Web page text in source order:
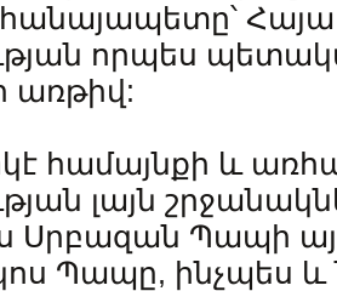
որպես
առթիվ:
համայնքի և
լայն
Սրբազան Պապի
Պապը, ինչպես